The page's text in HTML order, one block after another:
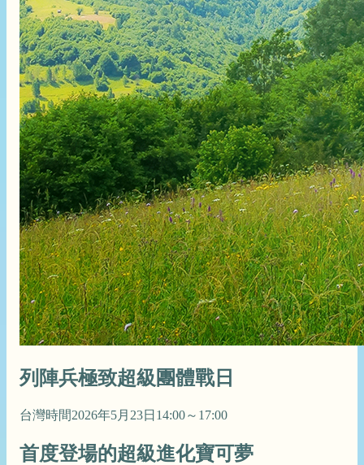
列陣兵極致超級團體戰日
台灣時間2026年5月23日14:00～17:00
首度登場的超級進化寶可夢